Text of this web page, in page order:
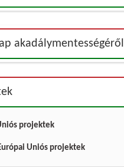
akadálymentességéről
projektek
Uniós projektek